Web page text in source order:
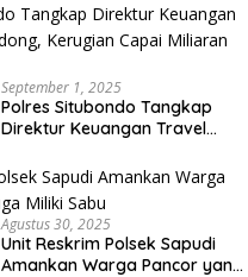
September 1, 2025
Polres Situbondo Tangkap
Direktur Keuangan Travel
Capai Miliaran Rupiah
Agustus 30, 2025
Unit Reskrim Polsek Sapudi
Amankan Warga Pancor yang